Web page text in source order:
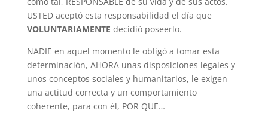
USTED aceptó esta responsabilidad el día que
VOLUNTARIAMENTE decidió poseerlo.
NADIE en aquel momento le obligó a tomar esta
determinación, AHORA unas disposiciones legales y
unos conceptos sociales y humanitarios, le exigen
una actitud correcta y un comportamiento
coherente, para con él, POR QUE…